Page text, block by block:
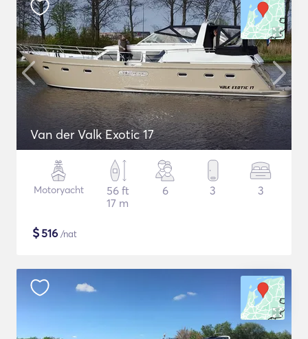
Van der Valk Exotic 17
Motoryacht
56 ft
17 m
6 3 3
$516 /nat